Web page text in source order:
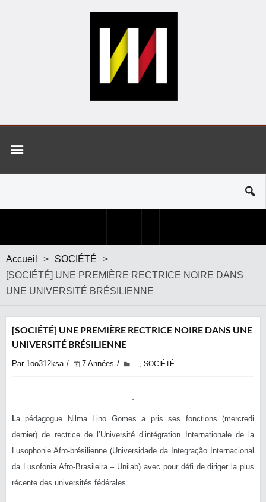
Accueil > SOCIÉTÉ
>
[SOCIÉTÉ] UNE PREMIÈRE RECTRICE NOIRE DANS
UNE UNIVERSITÉ BRÉSILIENNE
[SOCIÉTÉ] UNE PREMIÈRE RECTRICE NOIRE DANS UNE
UNIVERSITÉ BRÉSILIENNE
Par 1oo312ksa 7 Années -, SOCIÉTÉ
La pédagogue Nilma Lino Gomes a pris ses fonctions (mercredi
dernier) de rectrice de l’Université d’intégration Internationale de la
Lusophonie Afro-brésilienne (Universidade da Integração Internacional
da Lusofonia Afro-Brasileira – Unilab) avec pour défi de diriger la plus
récente des universités fédérales.